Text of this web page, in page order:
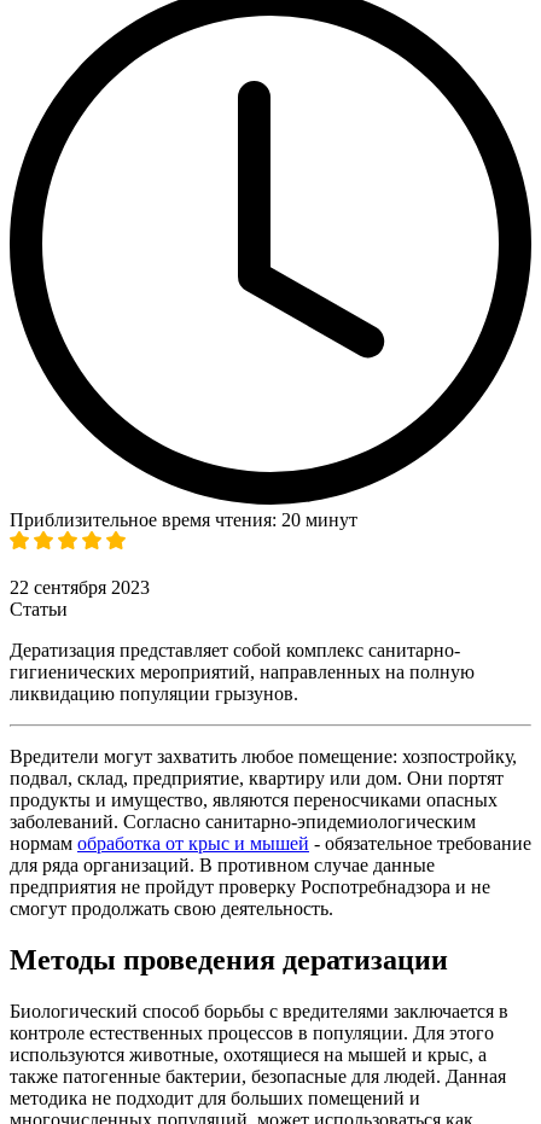
Приблизительное время чтения: 20 минут
22 сентября 2023
Статьи
Дератизация представляет собой комплекс санитарно-
гигиенических мероприятий, направленных на полную
ликвидацию популяции грызунов.
Вредители могут захватить любое помещение: хозпостройку,
подвал, склад, предприятие, квартиру или дом. Они портят
продукты и имущество, являются переносчиками опасных
заболеваний. Согласно санитарно-эпидемиологическим
нормам обработка от крыс и мышей - обязательное требование
для ряда организаций. В противном случае данные
предприятия не пройдут проверку Роспотребнадзора и не
смогут продолжать свою деятельность.
Методы проведения дератизации
Биологический способ борьбы с вредителями заключается в
контроле естественных процессов в популяции. Для этого
используются животные, охотящиеся на мышей и крыс, а
также патогенные бактерии, безопасные для людей. Данная
методика не подходит для больших помещений и
многочисленных популяций, может использоваться как